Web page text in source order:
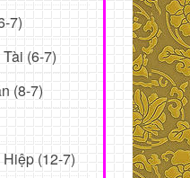
7)
(6-7)
(8-7)
(12-7)